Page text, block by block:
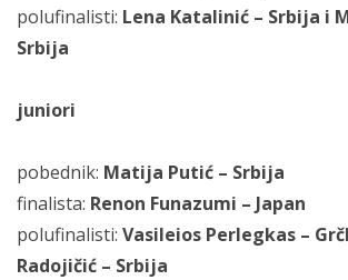
polufinalisti: Lena Katalinić – Srbija i
Srbija
juniori
pobednik: Matija Putić – Srbija
finalista: Renon Funazumi – Japan
polufinalisti: Vasileios Perlegkas –
Radojičić – Srbija